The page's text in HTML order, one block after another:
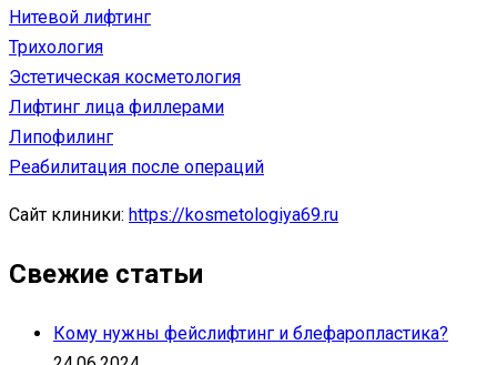
Нитевой лифтинг
Трихология
Эстетическая косметология
Лифтинг лица филлерами
Липофилинг
Реабилитация после операций
Сайт клиники: https://kosmetologiya69.ru
Свежие статьи
Кому нужны фейслифтинг и блефаропластика?